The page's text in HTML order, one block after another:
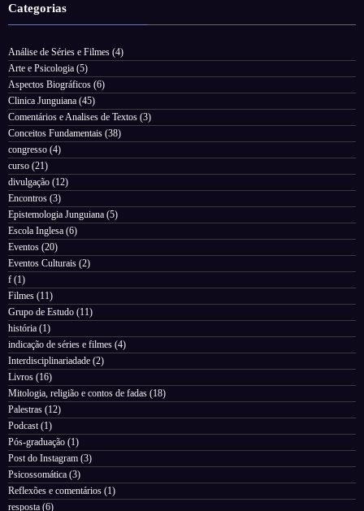
Categorias
Análise de Séries e Filmes (4)
Arte e Psicologia (5)
Aspectos Biográficos (6)
Clinica Junguiana (45)
Comentários e Analises de Textos (3)
Conceitos Fundamentais (38)
congresso (4)
curso (21)
divulgação (12)
Encontros (3)
Epistemologia Junguiana (5)
Escola Inglesa (6)
Eventos (20)
Eventos Culturais (2)
f (1)
Filmes (11)
Grupo de Estudo (11)
história (1)
indicação de séries e filmes (4)
Interdisciplinariadade (2)
Livros (16)
Mitologia, religião e contos de fadas (18)
Palestras (12)
Podcast (1)
Pós-graduação (1)
Post do Instagram (3)
Psicossomática (3)
Reflexões e comentários (1)
resposta (6)